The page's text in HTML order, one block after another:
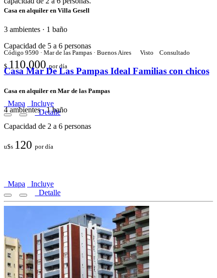
Casa en alquiler en Villa Gesell
3 ambientes · 1 baño
Capacidad de 5 a 6 personas
$110.000por día
Mapa
Incluye
Detalle
Código 9590 · Mar de las Pampas · Buenos Aires Visto Consultado
Casa Mar De Las Pampas Ideal Familias con chicos
Casa en alquiler en Mar de las Pampas
4 ambientes · 1 baño
Capacidad de 2 a 6 personas
u$s 120 por día
Mapa
Incluye
Detalle